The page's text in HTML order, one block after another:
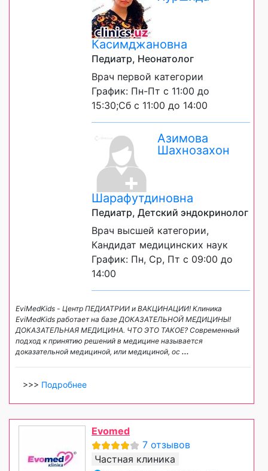
Касимджановна
Педиатр, Неонатолог
Врач первой категории
График: Пн-Пт с 11:00 до
15:30;Сб с 11:00 до 14:00
Азимова
Шахнозахон
Шарафутдиновна
Педиатр, Детский эндокринолог
Врач высшей категории,
Кандидат медицинских наук
График: Пн, Ср, Пт с 09:00 до
14:00
EviMedKids - Центр ПЕДИАТРИИ и ВАКЦИНАЦИИ! Клиника
EviMedKids работает на базе ДОКАЗАТЕЛЬНОЙ МЕДИЦИНЫ!
ДОКАЗАТЕЛЬНАЯ МЕДИЦИНА. ЧТО ЭТО ТАКОЕ? Современный
подход к принятию решений в медицине называется
доказательной медициной, или медициной, ос ...
>>> Подробнее
Evomed
7 отзывов
Частная клиника